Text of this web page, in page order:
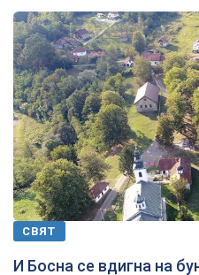
СВЯТ
И Босна се вдигна на